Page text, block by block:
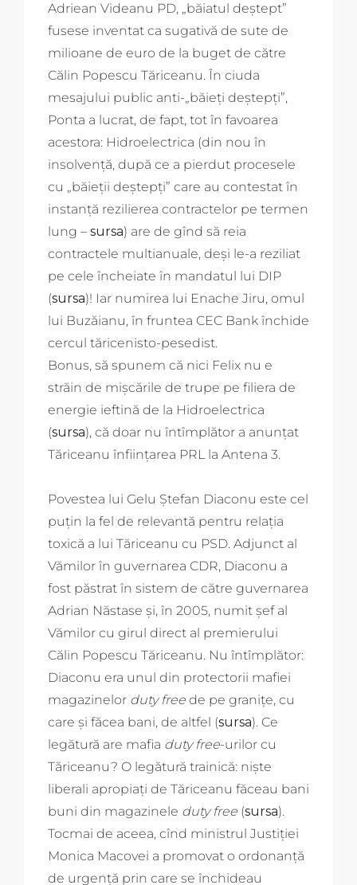
Adriean Videanu PD, „băiatul deștept”
fusese inventat ca sugativă de sute de
milioane de euro de la buget de către
Călin Popescu Tăriceanu. În ciuda
mesajului public anti-„băieți deștepți”,
Ponta a lucrat, de fapt, tot în favoarea
acestora: Hidroelectrica (din nou în
insolvență, după ce a pierdut procesele
cu „băieții deștepți” care au contestat în
instanță rezilierea contractelor pe termen
lung – sursa) are de gînd să reia
contractele multianuale, deși le-a reziliat
pe cele încheiate în mandatul lui DIP
(sursa)! Iar numirea lui Enache Jiru, omul
lui Buzăianu, în fruntea CEC Bank închide
cercul tăricenisto-pesedist.
Bonus, să spunem că nici Felix nu e
străin de mișcările de trupe pe filiera de
energie ieftină de la Hidroelectrica
(sursa), că doar nu întîmplător a anunțat
Tăriceanu înființarea PRL la Antena 3.
Povestea lui Gelu Ștefan Diaconu este cel
puțin la fel de relevantă pentru relația
toxică a lui Tăriceanu cu PSD. Adjunct al
Vămilor în guvernarea CDR, Diaconu a
fost păstrat în sistem de către guvernarea
Adrian Năstase și, în 2005, numit șef al
Vămilor cu girul direct al premierului
Călin Popescu Tăriceanu. Nu întîmplător:
Diaconu era unul din protectorii mafiei
magazinelor duty free de pe granițe, cu
care și făcea bani, de altfel (sursa). Ce
legătură are mafia duty free-urilor cu
Tăriceanu? O legătură trainică: niște
liberali apropiați de Tăriceanu făceau bani
buni din magazinele duty free (sursa).
Tocmai de aceea, cînd ministrul Justiției
Monica Macovei a promovat o ordonanță
de urgență prin care se închideau